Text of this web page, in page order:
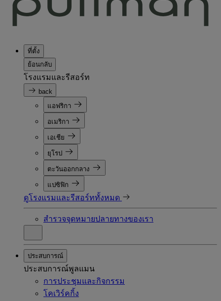
ที่ตั้ง
ย้อนกลับ
โรงแรมและรีสอร์ท
back
แอฟริกา
อเมริกา
เอเชีย
ยุโรป
ตะวันออกกลาง
แปซิฟิก
ดูโรงแรมและรีสอร์ททั้งหมด
สำรวจจุดหมายปลายทางของเรา
ประสบการณ์
ประสบการณ์พูลแมน
การประชุมและกิจกรรม
โคเวิร์คกิ้ง